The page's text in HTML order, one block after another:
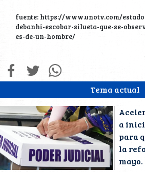
Tema actual
a
para
la
mayo.
fuente: https://www.unotv.com/
debanhi-escobar-silueta-que-se-
es-de-un-hombre/